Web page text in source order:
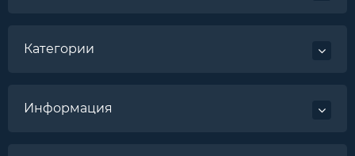
Категории
Информация